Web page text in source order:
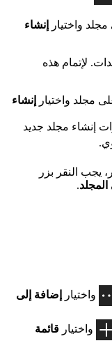
واختيار
إنشاء
لإتمام هذه
مجلد واختيار
إنشاء
إنشاء مجلد جديد
يجب النقر بزر
.
واختيار
إضافة إلى
واختيار قائمة